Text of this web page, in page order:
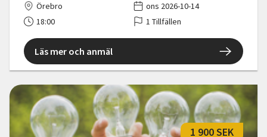
Örebro
ons 2026-10-14
18:00
1 Tillfällen
Läs mer och anmäl
1 900 SEK